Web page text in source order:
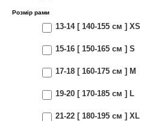
Розмір рами
13-14 [ 140-155 см ] XS
15-16 [ 150-165 см ] S
17-18 [ 160-175 см ] M
19-20 [ 170-185 см ] L
21-22 [ 180-195 см ] XL